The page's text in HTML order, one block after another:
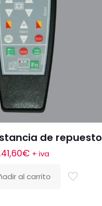
de repuesto
€ + iva
al carrito